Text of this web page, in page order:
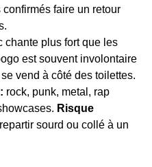
confirmés faire un retour
chante plus fort que les
est souvent involontaire
vend à côté des toilettes.
rock, punk, metal, rap
Risque
repartir sourd ou collé à un